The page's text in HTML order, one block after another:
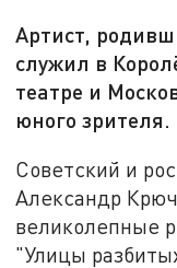
Артист,
служил в
театре и
юного зрителя.
Советский и
Александр
великолепные
"Улицы